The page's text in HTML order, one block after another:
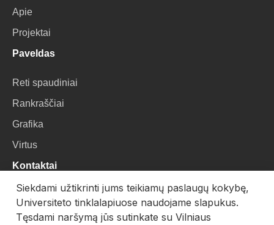
Apie
Projektai
Paveldas
Reti spaudiniai
Rankraščiai
Grafika
Virtus
Kontaktai
VU Biblioteka
Universiteto g. 3, LT-01122, Vilnius
Siekdami užtikrinti jums teikiamų paslaugų kokybę,
Universiteto tinklalapiuose naudojame slapukus.
Tęsdami naršymą jūs sutinkate su Vilniaus